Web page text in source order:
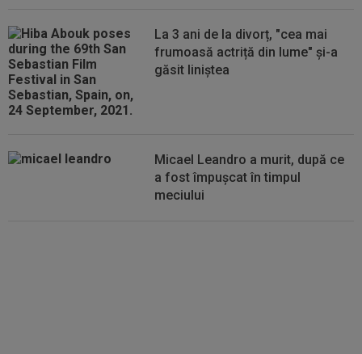
09:35
Toni Kroos a scris 3 cuvinte, după ce Vinicius
Jr. și-a prelungit contractul cu...
La 3 ani de la divorț, "cea mai
frumoasă actriță din lume" și-a
găsit liniștea
Micael Leandro a murit, după ce
a fost împușcat în timpul
meciului